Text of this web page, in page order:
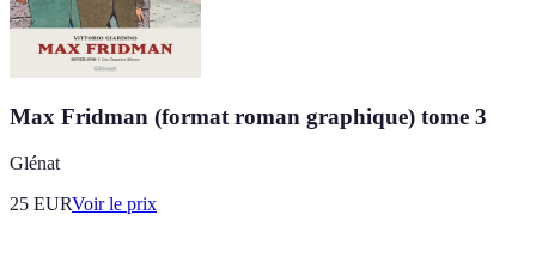
Max Fridman (format roman graphique) tome 3
Glénat
25 EURVoir le prix